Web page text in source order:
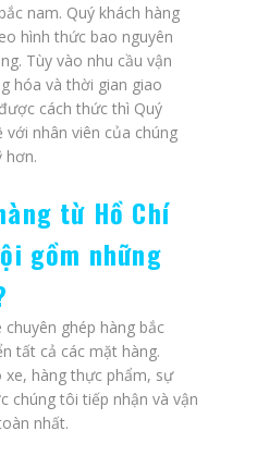
nam. Quý khách hàng
hình thức bao nguyên
Tùy vào nhu cầu vận
hóa và thời gian giao
cách thức thì Quý
với nhân viên của chúng
hơn.
từ Hồ Chí
gồm những
ghép hàng bắc
tất cả các mặt hàng.
xe, hàng thực phẩm, sự
chúng tôi tiếp nhận và vận
nhất.